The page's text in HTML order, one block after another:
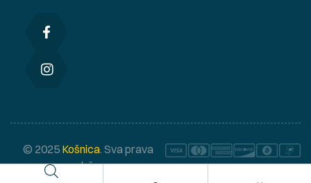
© 2025Košnica. Sva prava
zadržana